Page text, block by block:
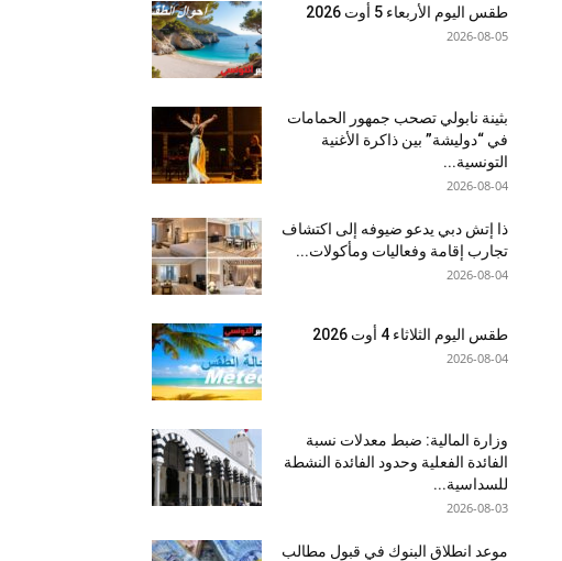
طقس اليوم الأربعاء 5 أوت 2026
2026-08-05
بثينة نابولي تصحب جمهور الحمامات
في “دوليشة” بين ذاكرة الأغنية
التونسية...
2026-08-04
ذا إتش دبي يدعو ضيوفه إلى اكتشاف
تجارب إقامة وفعاليات ومأكولات...
2026-08-04
طقس اليوم الثلاثاء 4 أوت 2026
2026-08-04
وزارة المالية: ضبط معدلات نسبة
الفائدة الفعلية وحدود الفائدة النشطة
للسداسية...
2026-08-03
موعد انطلاق البنوك في قبول مطالب